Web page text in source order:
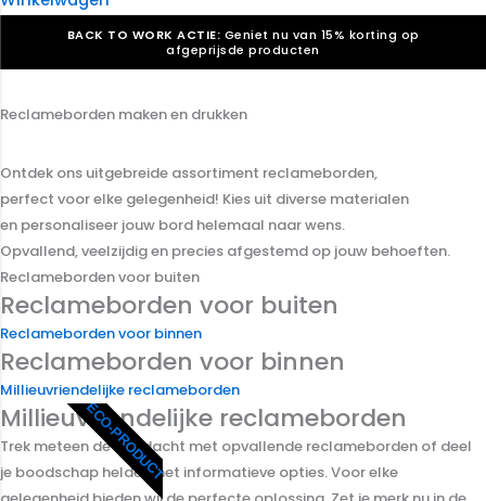
BACK TO WORK ACTIE: Geniet nu van 15% korting op
afgeprijsde producten
Reclameborden maken en drukken
Ontdek ons uitgebreide assortiment reclameborden,
perfect voor elke gelegenheid! Kies uit diverse materialen
en personaliseer jouw bord helemaal naar wens.
Opvallend, veelzijdig en precies afgestemd op jouw behoeften.
Reclameborden voor buiten
Reclameborden voor buiten
Reclameborden voor binnen
Reclameborden voor binnen
Millieuvriendelijke reclameborden
ECO-PRODUCT
Millieuvriendelijke reclameborden
Trek meteen de aandacht met opvallende reclameborden of deel
je boodschap helder met informatieve opties. Voor elke